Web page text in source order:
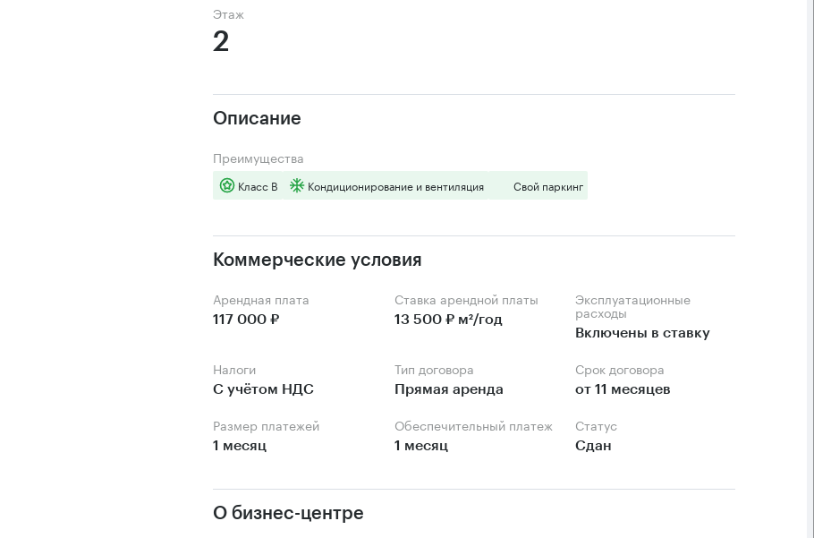
Этаж
2
Описание
Преимущества
Класс B Кондиционирование и вентиляция Свой паркинг
Коммерческие условия
Арендная плата
117 000 ₽
Ставка арендной платы
13 500 ₽ м²/год
Эксплуатационные
расходы
Включены в ставку
Налоги
С учётом НДС
Тип договора
Прямая аренда
Срок договора
от 11 месяцев
Размер платежей
1 месяц
Обеспечительный платеж
1 месяц
Статус
Сдан
О бизнес-центре